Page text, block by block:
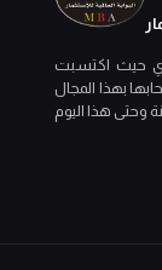
حيث اكتسبت
بهذا المجال